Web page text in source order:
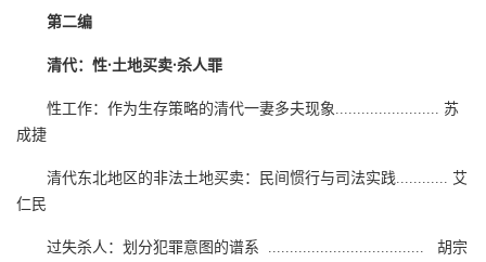
第二编
清代：性·土地买卖·杀人罪
性工作：作为生存策略的清代一妻多夫现象........................ 苏
成捷
清代东北地区的非法土地买卖：民间惯行与司法实践............ 艾
仁民
过失杀人：划分犯罪意图的谱系 .................................... 胡宗